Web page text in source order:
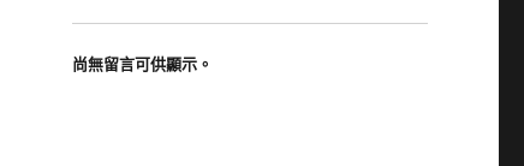
尚無留言可供顯示。